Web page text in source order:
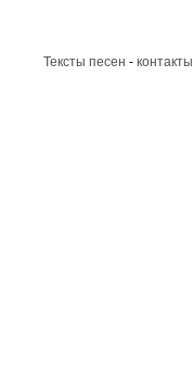
Тексты песен - контакты